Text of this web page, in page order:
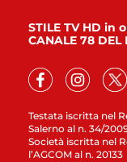
Testata iscritta nel
Salerno al n. 34/
Società iscritta nel
l’AGCOM al n. 20133
STILE TV HD in
CANALE 78 DEL